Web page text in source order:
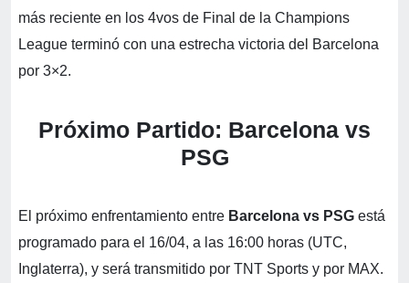
más reciente en los 4vos de Final de la Champions
League terminó con una estrecha victoria del Barcelona
por 3×2.
Próximo Partido: Barcelona vs
PSG
El próximo enfrentamiento entre Barcelona vs PSG está
programado para el 16/04, a las 16:00 horas (UTC,
Inglaterra), y será transmitido por TNT Sports y por MAX.